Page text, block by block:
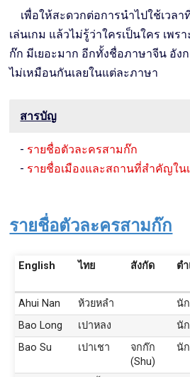
เพื่อให้สะดวกต่อการนำไปใช้เวล
เล่นเกม แล้วไม่รู้ว่าใครเป็นใคร เพร
ก๊ก มีเยอะมาก อีกทั้งชื่อภาษาจีน อัง
ไม่เหมือนกันเลยในแต่ละภาษา
สารบัญ
- รายชื่อตัวละครสามก๊ก
- รายชื่อเมืองและสถานที่สำคัญใน
รายชื่อตัวละครสามก๊ก
English ไทย สังกัด ต
Ahui Nan
ห้วยหลำ นั
Bao Long
เปาหลง นั
Bao Su
เปาเชา
จกก๊ก
(Shu)
นั